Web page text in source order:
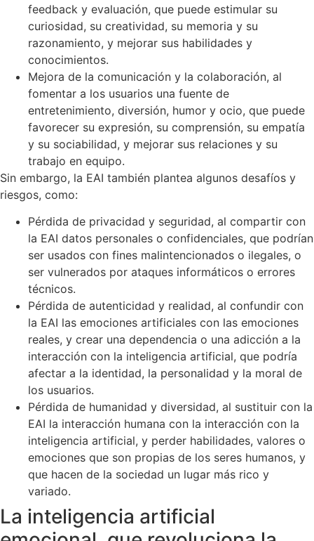
feedback y evaluación, que puede estimular su
curiosidad, su creatividad, su memoria y su
razonamiento, y mejorar sus habilidades y
conocimientos.
Mejora de la comunicación y la colaboración, al
fomentar a los usuarios una fuente de
entretenimiento, diversión, humor y ocio, que puede
favorecer su expresión, su comprensión, su empatía
y su sociabilidad, y mejorar sus relaciones y su
trabajo en equipo.
Sin embargo, la EAI también plantea algunos desafíos y
riesgos, como:
Pérdida de privacidad y seguridad, al compartir con
la EAI datos personales o confidenciales, que podrían
ser usados con fines malintencionados o ilegales, o
ser vulnerados por ataques informáticos o errores
técnicos.
Pérdida de autenticidad y realidad, al confundir con
la EAI las emociones artificiales con las emociones
reales, y crear una dependencia o una adicción a la
interacción con la inteligencia artificial, que podría
afectar a la identidad, la personalidad y la moral de
los usuarios.
Pérdida de humanidad y diversidad, al sustituir con la
EAI la interacción humana con la interacción con la
inteligencia artificial, y perder habilidades, valores o
emociones que son propias de los seres humanos, y
que hacen de la sociedad un lugar más rico y
variado.
La inteligencia artificial